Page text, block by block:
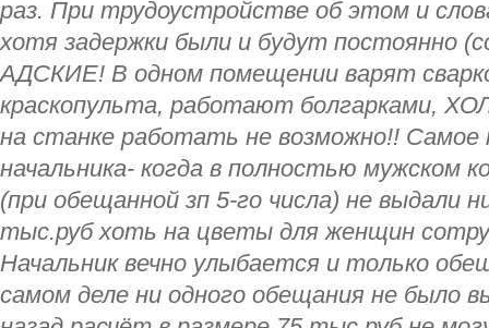
раз. При трудоустройстве об этом и
хотя задержки были и будут постоянно
АДСКИЕ! В одном помещении варят
краскопульта, работают болгарками,
на станке работать не возможно!! Самое
начальника- когда в полностью мужском
(при обещанной зп 5-го числа) не выдали
тыс.руб хоть на цветы для женщин
Начальник вечно улыбается и только
самом деле ни одного обещания не было